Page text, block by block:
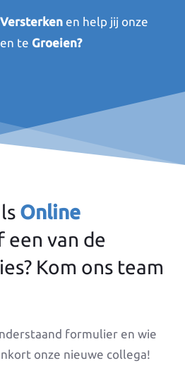
Versterkenen help jij onze
te Groeien?
Online
een van de
Kom ons team
formulier en wie
onze nieuwe collega!